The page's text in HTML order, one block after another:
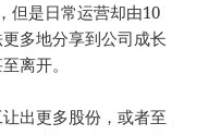
但是日常运营却由10
多地分享到公司成长
离开。
出更多股份，或者至